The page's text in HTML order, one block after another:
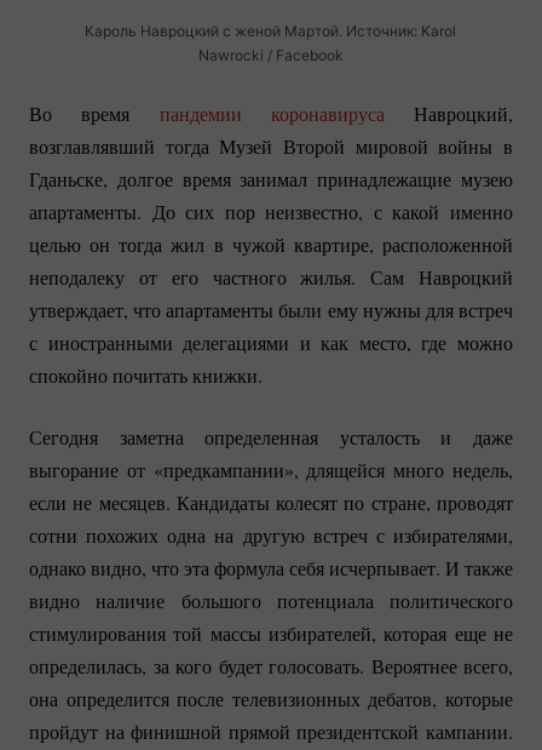
Кароль Навроцкий с женой Мартой. Источник: Karol
Nawrocki / Facebook
Во время пандемии коронавирусаНавроцкий,
возглавлявший тогда Музей Второй мировой войны в
Гданьске, долгое время занимал принадлежащие музею
апартаменты. До сих пор неизвестно, с какой именно
целью он тогда жил в чужой квартире, расположенной
неподалеку от его частного жилья. Сам Навроцкий
утверждает, что апартаменты были ему нужны для встреч
с иностранными делегациями и как место, где можно
спокойно почитать книжки.
Сегодня заметна определенная усталость и даже
выгорание от «предкампании», длящейся много недель,
если не месяцев. Кандидаты колесят по стране, проводят
сотни похожих одна на другую встреч с избирателями,
однако видно, что эта формула себя исчерпывает. И также
видно наличие большого потенциала политического
стимулирования той массы избирателей, которая еще не
определилась, за кого будет голосовать. Вероятнее всего,
она определится после телевизионных дебатов, которые
пройдут на финишной прямой президентской кампании.